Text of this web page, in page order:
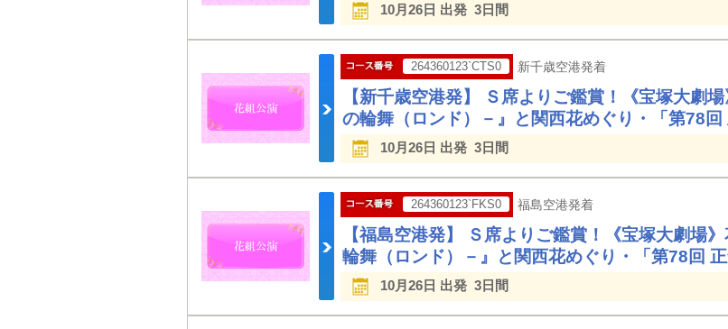
10月26日 出発 3日間
264360123`CTS0 新千歳空港発着
【新千歳空港発】 Ｓ席よりご鑑賞！《宝塚大劇
の輪舞（ロンド）－』と関西花めぐり・「第78回
10月26日 出発 3日間
264360123`FKS0 福島空港発着
【福島空港発】 Ｓ席よりご鑑賞！《宝塚大劇場
輪舞（ロンド）－』と関西花めぐり・「第78回 正
10月26日 出発 3日間